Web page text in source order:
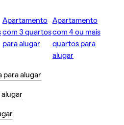
Apartamento
com 3 quartos
para alugar
Apartamento
com 4 ou mais
quartos para
alugar
para alugar
alugar